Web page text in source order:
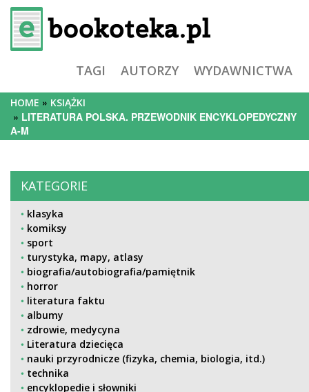
TAGI AUTORZY WYDAWNICTWA
HOME KSIĄŻKI
LITERATURA POLSKA. PRZEWODNIK ENCYKLOPEDYCZNY
A-M
KATEGORIE
klasyka
komiksy
sport
turystyka, mapy, atlasy
biografia/autobiografia/pamiętnik
horror
literatura faktu
albumy
zdrowie, medycyna
Literatura dziecięca
nauki przyrodnicze (fizyka, chemia, biologia, itd.)
technika
encyklopedie i słowniki